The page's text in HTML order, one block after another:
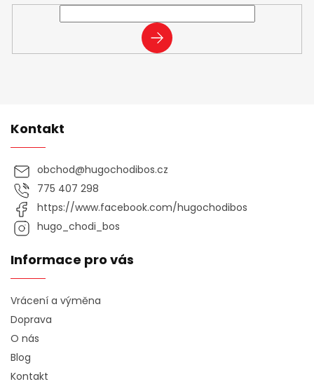
PŘIHLÁSIT
SE
Kontakt
obchod@hugochodibos.cz
775 407 298
https://www.facebook.com/hugochodibos
hugo_chodi_bos
Informace pro vás
Vrácení a výměna
Doprava
O nás
Blog
Kontakt